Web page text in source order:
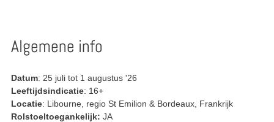
Algemene info
Datum: 25 juli tot 1 augustus '26
Leeftijdsindicatie: 16+
Locatie: Libourne, regio St Emilion & Bordeaux, Frankrijk
Rolstoeltoegankelijk: JA